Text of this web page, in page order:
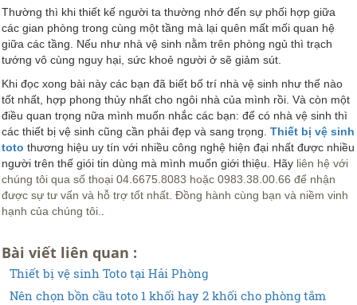
Thường thì khi thiết kế người ta thường nhớ đến sự phối hợp giữa
các gian phòng trong cùng một tầng mà lại quên mất mối quan hệ
giữa các tầng. Nếu như nhà vệ sinh nằm trên phòng ngủ thì trạch
tướng vô cùng nguy hại, sức khoẻ người ở sẽ giảm sút.
Khi đọc xong bài này các bạn đã biết bố trí nhà vệ sinh như thế nào
tốt nhất, hợp phong thủy nhất cho ngôi nhà của mình rồi. Và còn một
điều quan trọng nữa mình muốn nhắc các bạn: để có nhà vệ sinh thì
các thiết bị vệ sinh cũng cần phải đẹp và sang trọng. Thiết bị vệ sinh
toto thương hiệu uy tín với nhiều công nghệ hiện đại nhất được nhiều
người trên thế giói tin dùng mà mình muốn giới thiệu. Hãy liên hệ với
chúng tôi qua số thoại 04.6675.8083 hoặc 0983.38.00.66 để nhận
được sự tư vấn và hỗ trợ tốt nhất. Đồng hành cùng bạn và niềm vinh
hạnh của chúng tôi..
Bài viết liên quan :
Thiết bị vệ sinh Toto tại Hải Phòng
Nên chọn bồn cầu toto 1 khối hay 2 khối cho phòng tắm